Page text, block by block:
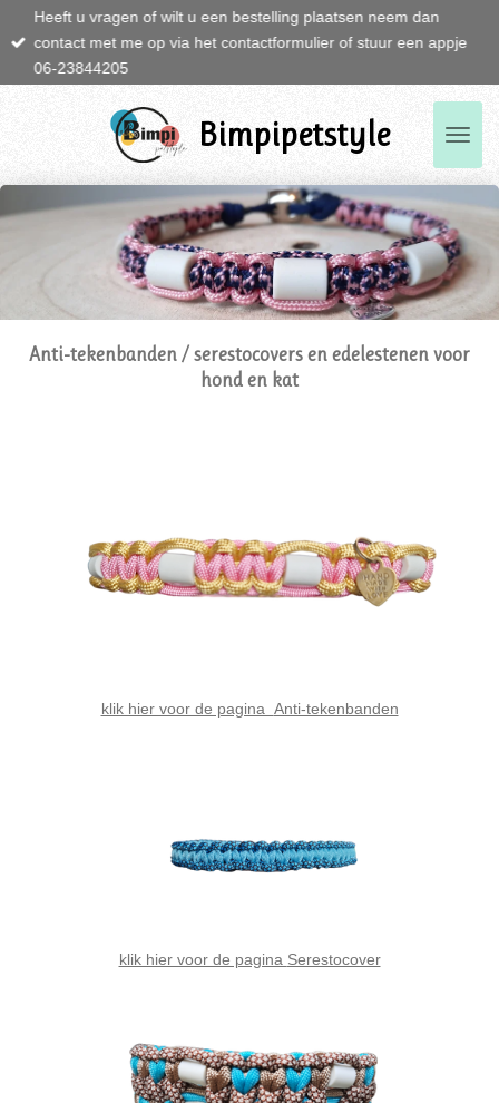
direct
naar
Bimpipetstyle
Heeft u vragen of wilt u een bestelling plaatsen neem dan
contact met me op via het contactformulier of stuur een appje
06-23844205
Anti-tekenbanden / serestocovers en edelestenen voor
hond en kat
klik hier voor de pagina Anti-tekenbanden
klik hier voor de pagina Serestocover